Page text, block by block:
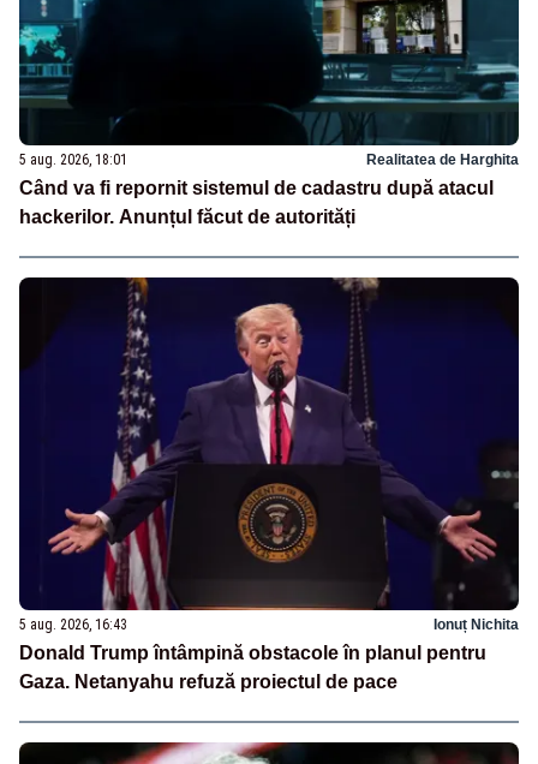
5 aug. 2026, 18:01 Realitatea de Harghita
Când va fi repornit sistemul de cadastru după atacul
hackerilor. Anunțul făcut de autorități
5 aug. 2026, 16:43 Ionuț Nichita
Donald Trump întâmpină obstacole în planul pentru
Gaza. Netanyahu refuză proiectul de pace